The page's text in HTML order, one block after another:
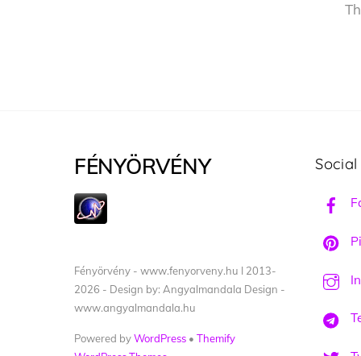
FÉNYÖRVÉNY
Fényörvény - www.fenyorveny.hu I 2013-
2026 - Design by: Angyalmandala Design -
www.angyalmandala.hu
Powered byWordPress • Themify
Social